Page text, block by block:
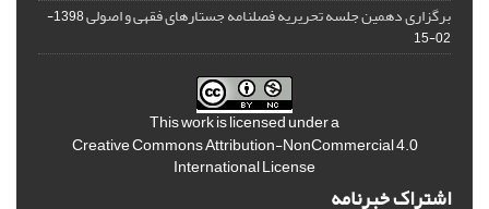
برگزاری دهمین جلسه تحریریه فصلنامه جستارهای فقهی و اصولی
1398-
02-15
This work is licensed under a
Creative Commons Attribution-NonCommercial 4.0
International License
اشتراک خبرنامه